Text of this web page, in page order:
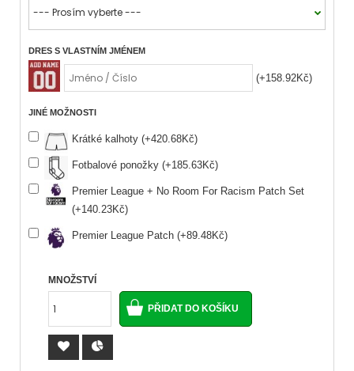
DRES S VLASTNÍM JMÉNEM
(+158.92Kč)
JINÉ MOŽNOSTI
Krátké kalhoty (+420.68Kč)
Fotbalové ponožky (+185.63Kč)
Premier League + No Room For Racism Patch Set
(+140.23Kč)
Premier League Patch (+89.48Kč)
MNOŽSTVÍ